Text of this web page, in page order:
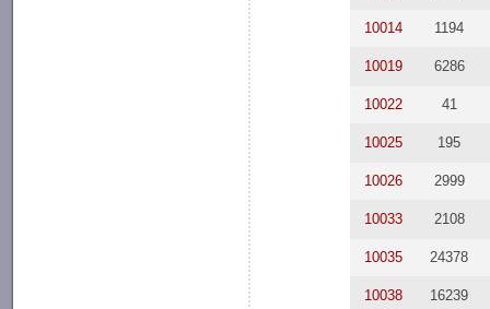
10014 1194
10019 6286
10022 41
10025 195
10026 2999
10033 2108
10035 24378
10038 16239